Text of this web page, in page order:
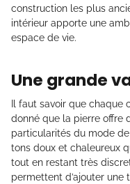
construction les plus
intérieur apporte une
espace de vie.
Une grande
Il faut savoir que
donné que la pierre offre
particularités du mode
tons doux et chaleureux
tout en restant très
permettent d’ajouter une